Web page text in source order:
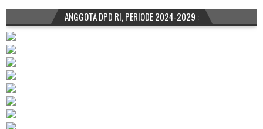
ANGGOTA DPD RI, PERIODE 2024-2029 :